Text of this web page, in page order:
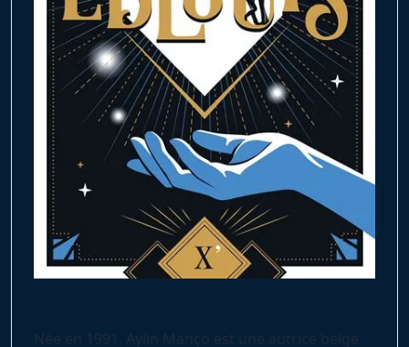
Née en 1991, Aylin Manço est une autrice belge